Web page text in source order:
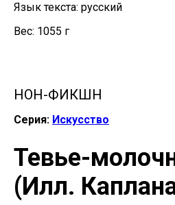
Язык текста: русский
Вес: 1055 г
НОН-ФИКШН
Серия: Искусство
Тевье-
(Илл.